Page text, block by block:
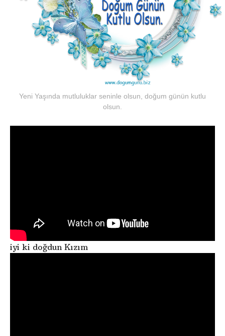
Yeni Yaşında mutluluklar seninle olsun, doğum günün kutlu
olsun.
iyi ki doğdun Kızım